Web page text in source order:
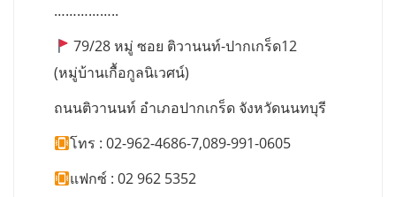
……………..
79/28 หมู่ ซอย ติวานนท์-ปากเกร็ด12
(หมู่บ้านเกื้อกูลนิเวศน์)
ถนนติวานนท์ อำเภอปากเกร็ด จังหวัดนนทบุรี
โทร : 02-962-4686-7,089-991-0605
แฟกซ์ : 02 962 5352